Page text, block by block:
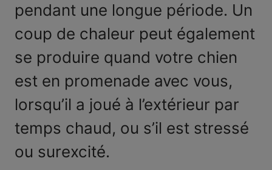
pendant une longue période. Un
coup de chaleur peut également
se produire quand votre chien
est en promenade avec vous,
lorsqu’il a joué à l’extérieur par
temps chaud, ou s’il est stressé
ou surexcité.